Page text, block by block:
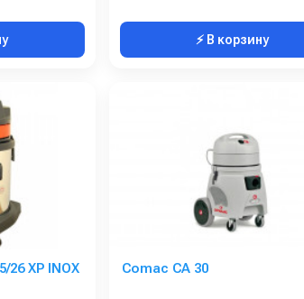
⚡ В корзину
26 XP INOX
Comac CA 30